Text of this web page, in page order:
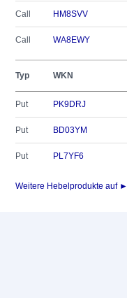
Call HM8SVV
Call WA8EWY
Typ WKN
Put PK9DRJ
Put BD03YM
Put PL7YF6
Weitere Hebelprodukte auf ►